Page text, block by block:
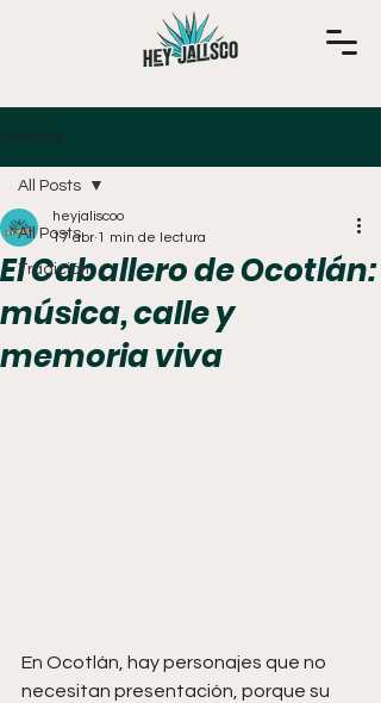
Entrada
All Posts
Tradición
All Posts
El Caballero de Ocotlán:
música, calle y
memoria viva
heyjaliscoo
17 abr 1 min de lectura
En Ocotlán, hay personajes que no
necesitan presentación, porque su